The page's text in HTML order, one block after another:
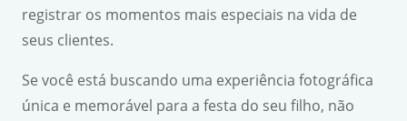
registrar os momentos mais especiais na vida de
seus clientes.
Se você está buscando uma experiência fotográfica
única e memorável para a festa do seu filho, não